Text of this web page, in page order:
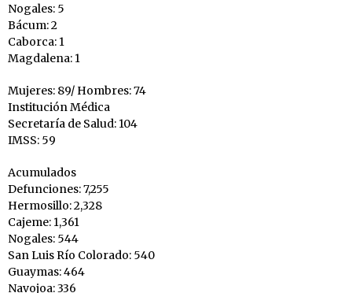
Nogales: 5
Bácum: 2
Caborca: 1
Magdalena: 1
Mujeres: 89/ Hombres: 74
Institución Médica
Secretaría de Salud: 104
IMSS: 59
Acumulados
Defunciones: 7,255
Hermosillo: 2,328
Cajeme: 1,361
Nogales: 544
San Luis Río Colorado: 540
Guaymas: 464
Navojoa: 336